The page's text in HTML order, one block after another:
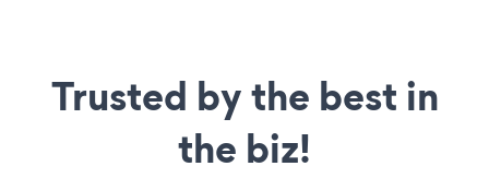
Trusted by the best in
the biz!